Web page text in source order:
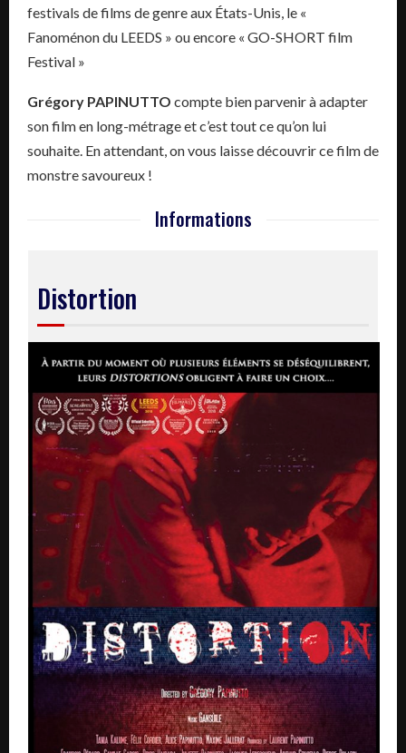
festivals de films de genre aux États-Unis, le «
Fanoménon du LEEDS » ou encore « GO-SHORT film
Festival »
Grégory PAPINUTTO compte bien parvenir à adapter
son film en long-métrage et c’est tout ce qu’on lui
souhaite. En attendant, on vous laisse découvrir ce film de
monstre savoureux !
Informations
Distortion